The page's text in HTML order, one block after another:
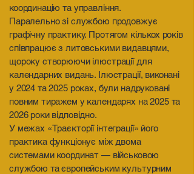
координацію та управління.
Паралельно зі службою продовжує
графічну практику. Протягом кількох років
співпрацює з литовськими видавцями,
щороку створюючи ілюстрації для
календарних видань. Ілюстрації, виконані
у 2024 та 2025 роках, були надруковані
повним тиражем у календарях на 2025 та
2026 роки відповідно.
У межах «Траєкторії інтеграції» його
практика функціонує між двома
системами координат — військовою
службою та європейським культурним